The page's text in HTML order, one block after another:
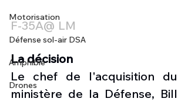
Motorisation
Défense sol-air DSA
Amphibie
Drones
F-35A@ LM
La décision
Le chef de l'acquisition du
ministère de la Défense, Bill